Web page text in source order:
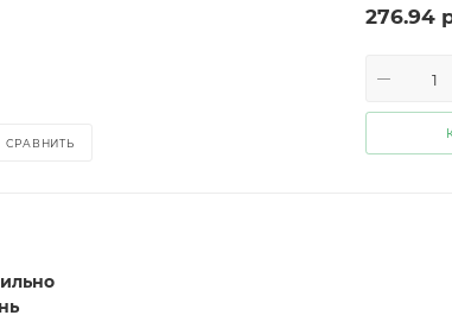
СРАВНИТЬ
276.94